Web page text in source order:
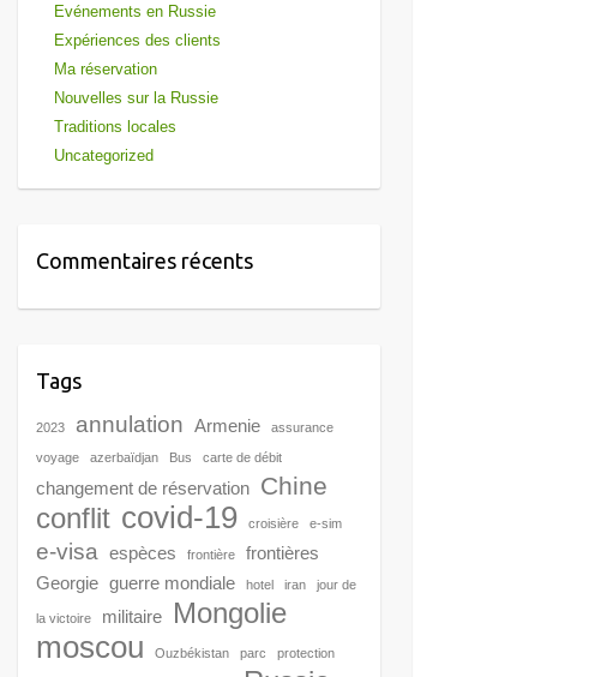
Evénements en Russie
Expériences des clients
Ma réservation
Nouvelles sur la Russie
Traditions locales
Uncategorized
Commentaires récents
Tags
2023 annulation Armenie assurance
voyage azerbaïdjan Bus carte de débit
changement de réservation Chine
conflit covid-19 croisière e-sim
e-visa espèces frontière
frontières
Georgie guerre mondiale hotel iran jour de
la victoire militaire Mongolie
moscou Ouzbékistan parc protection